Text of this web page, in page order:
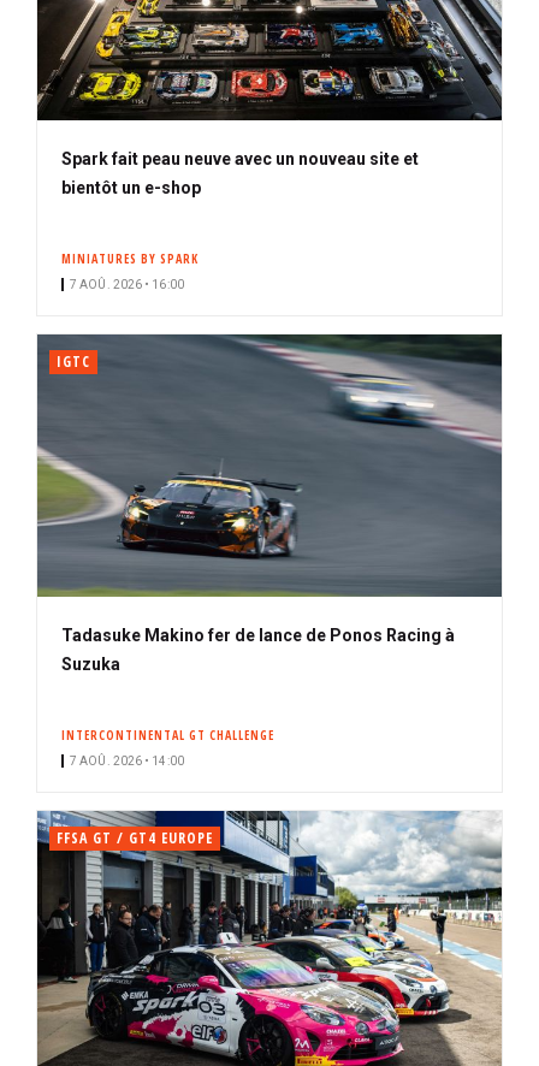
Spark fait peau neuve avec un nouveau site et
bientôt un e-shop
MINIATURES BY SPARK
7 AOÛ. 2026 • 16:00
IGTC
Tadasuke Makino fer de lance de Ponos Racing à
Suzuka
INTERCONTINENTAL GT CHALLENGE
7 AOÛ. 2026 • 14:00
FFSA GT / GT4 EUROPE